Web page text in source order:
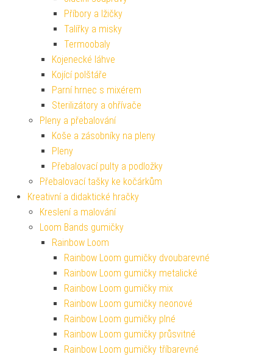
Příbory a lžičky
Talířky a misky
Termoobaly
Kojenecké láhve
Kojící polštáře
Parní hrnec s mixérem
Sterilizátory a ohřívače
Pleny a přebalování
Koše a zásobníky na pleny
Pleny
Přebalovací pulty a podložky
Přebalovací tašky ke kočárkům
Kreativní a didaktické hračky
Kreslení a malování
Loom Bands gumičky
Rainbow Loom
Rainbow Loom gumičky dvoubarevné
Rainbow Loom gumičky metalické
Rainbow Loom gumičky mix
Rainbow Loom gumičky neonové
Rainbow Loom gumičky plné
Rainbow Loom gumičky průsvitné
Rainbow Loom gumičky tříbarevné